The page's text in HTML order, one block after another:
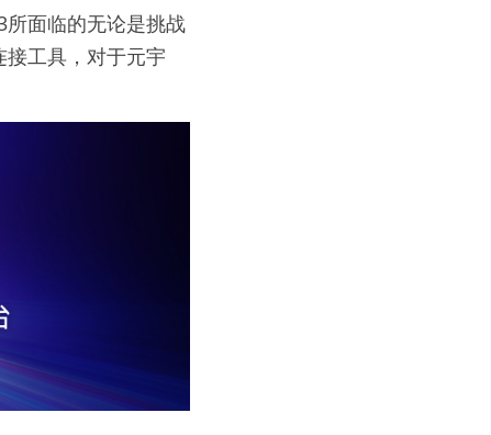
面临的无论是挑战
工具，对于元宇